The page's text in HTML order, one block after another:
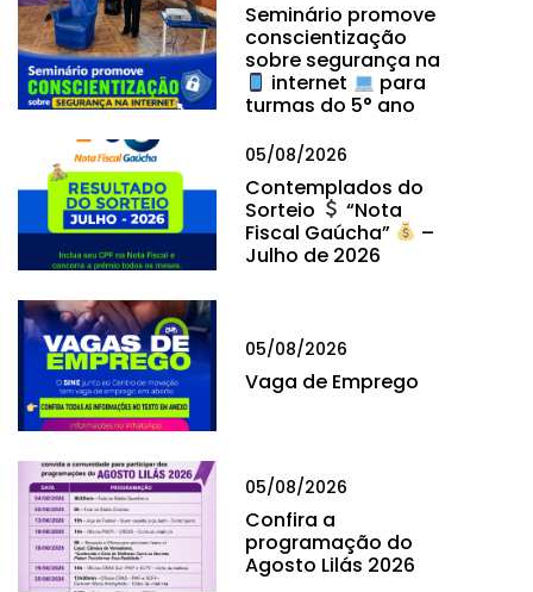
Seminário promove
conscientização
sobre segurança na
internet
para
turmas do 5° ano
05/08/2026
Contemplados do
Sorteio
“Nota
Fiscal Gaúcha”
–
Julho de 2026
05/08/2026
Vaga de Emprego
05/08/2026
Confira a
programação do
Agosto Lilás 2026